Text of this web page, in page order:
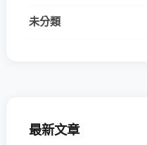
未分類
最新文章